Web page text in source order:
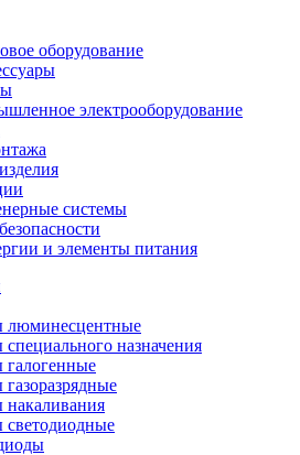
оборудование
электрооборудование
системы
и элементы питания
люминесцентные
назначения